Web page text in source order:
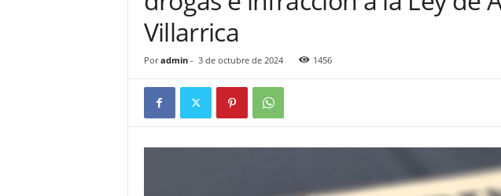
Villarrica
Por admin- 3 de octubre de 2024 1456